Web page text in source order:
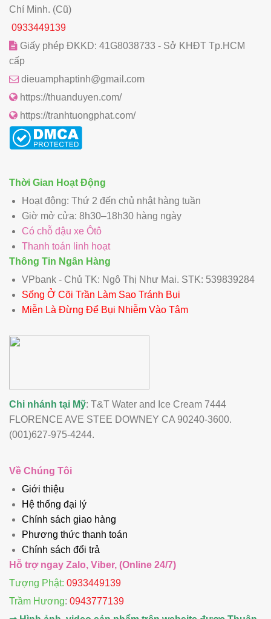
Chí Minh. (Cũ)
0933449139
Giấy phép ĐKKD: 41G8038733 - Sở KHĐT Tp.HCM
cấp
dieuamphaptinh@gmail.com
https://thuanduyen.com/
https://tranhtuongphat.com/
Thời Gian Hoạt Động
Hoạt động: Thứ 2 đến chủ nhật hàng tuần
Giờ mở cửa: 8h30–18h30 hàng ngày
Có chỗ đậu xe Ôtô
Thanh toán linh hoạt
Thông Tin Ngân Hàng
VPbank - Chủ TK: Ngô Thị Như Mai. STK: 539839284
Sống Ở Cõi Trần Làm Sao Tránh Bụi
Miễn Là Đừng Để Bụi Nhiễm Vào Tâm
Chi nhánh tại Mỹ: T&T Water and Ice Cream 7444
FLORENCE AVE STEE DOWNEY CA 90240-3600.
(001)627-975-4244.
Về Chúng Tôi
Giới thiệu
Hệ thống đại lý
Chính sách giao hàng
Phương thức thanh toán
Chính sách đổi trả
Hỗ trợ ngay Zalo, Viber, (Online 24/7)
Tượng Phật: 0933449139
Trầm Hương: 0943777139